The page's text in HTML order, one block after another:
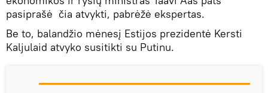
pasiprašė čia atvykti, pabrėžė ekspertas.
Be to, balandžio mėnesį Estijos prezidentė Kersti
Kaljulaid atvyko susitikti su Putinu.